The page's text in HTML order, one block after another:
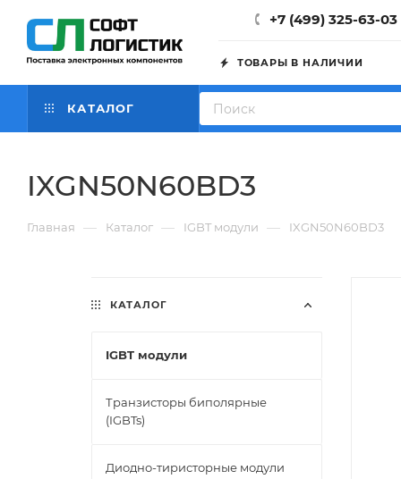
+7 (499) 325-63-03
ТОВАРЫ В НАЛИЧИИ
КАТАЛОГ
IXGN50N60BD3
Главная — Каталог — IGBT модули — IXGN50N60BD3
КАТАЛОГ
IGBT модули
Транзисторы биполярные
(IGBTs)
Диодно-тиристорные модули